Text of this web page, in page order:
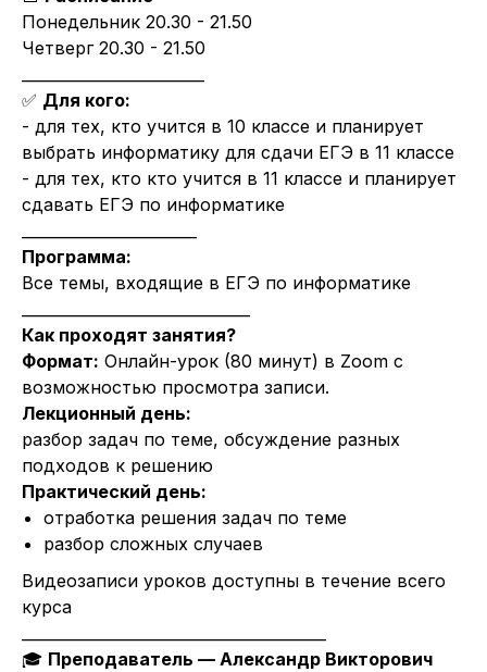
Понедельник 20.30 - 21.50
Четверг 20.30 - 21.50
✅ Для кого:
- для тех, кто учится в 10 классе и планирует
выбрать информатику для сдачи ЕГЭ в 11 классе
- для тех, кто кто учится в 11 классе и планирует
сдавать ЕГЭ по информатике
Программа:
Все темы, входящие в ЕГЭ по информатике
Как проходят занятия?
Формат: Онлайн-урок (80 минут) в Zoom с
возможностью просмотра записи.
Лекционный день:
разбор задач по теме, обсуждение разных
подходов к решению
Практический день:
отработка решения задач по теме
разбор сложных случаев
Видеозаписи уроков доступны в течение всего
курса
🎓 Преподаватель — Александр Викторович